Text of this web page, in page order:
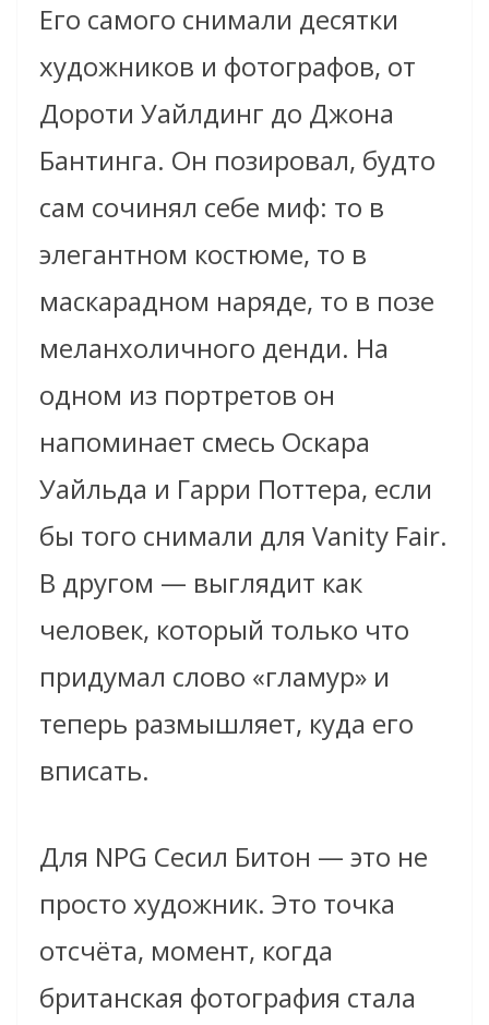
Его самого снимали десятки
художников и фотографов, от
Дороти Уайлдинг до Джона
Бантинга. Он позировал, будто
сам сочинял себе миф: то в
элегантном костюме, то в
маскарадном наряде, то в позе
меланхоличного денди. На
одном из портретов он
напоминает смесь Оскара
Уайльда и Гарри Поттера, если
бы того снимали для Vanity Fair.
В другом — выглядит как
человек, который только что
придумал слово «гламур» и
теперь размышляет, куда его
вписать.
Для NPG Сесил Битон — это не
просто художник. Это точка
отсчёта, момент, когда
британская фотография стала